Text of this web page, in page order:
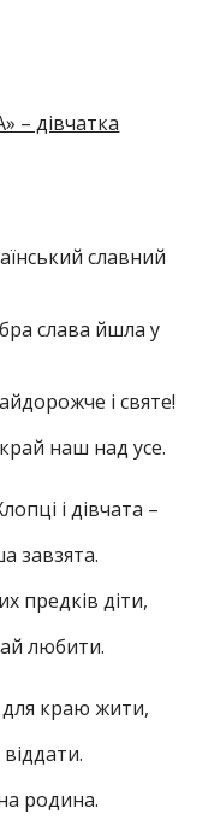
дівчатка
славний
слава йшла у
і святе!
наш над усе.
і дівчата –
завзята.
предків діти,
любити.
краю жити,
родина.